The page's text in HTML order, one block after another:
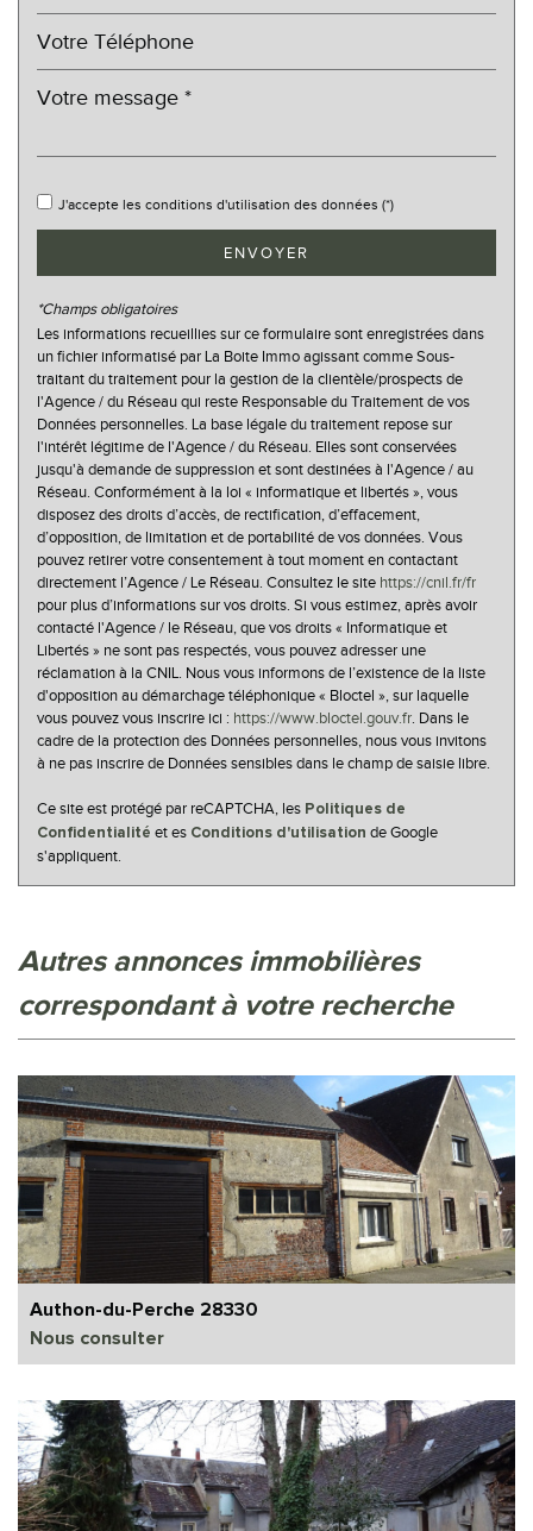
Taxe foncière
21,95 %
Habitants de moins de 25 ans
Habitants de 25 à 55 ans
Familles sans enfant
Familles avec 1 ou 2 enfants
Appartements
Familles avec 3 enfants
J'accepte les conditions d'utilisation des données (*)
ENVOYER
*Champs obligatoires
Les informations recueillies sur ce formulaire sont enregistrées dans
un fichier informatisé par La Boite Immo agissant comme Sous-
traitant du traitement pour la gestion de la clientèle/prospects de
l'Agence / du Réseau qui reste Responsable du Traitement de vos
Données personnelles. La base légale du traitement repose sur
l'intérêt légitime de l'Agence / du Réseau. Elles sont conservées
jusqu'à demande de suppression et sont destinées à l'Agence / au
Réseau. Conformément à la loi « informatique et libertés », vous
disposez des droits d’accès, de rectification, d’effacement,
d’opposition, de limitation et de portabilité de vos données. Vous
pouvez retirer votre consentement à tout moment en contactant
directement l’Agence / Le Réseau. Consultez le site https://cnil.fr/fr
pour plus d’informations sur vos droits. Si vous estimez, après avoir
contacté l'Agence / le Réseau, que vos droits « Informatique et
Libertés » ne sont pas respectés, vous pouvez adresser une
réclamation à la CNIL. Nous vous informons de l’existence de la liste
d'opposition au démarchage téléphonique « Bloctel », sur laquelle
vous pouvez vous inscrire ici : https://www.bloctel.gouv.fr . Dans le
cadre de la protection des Données personnelles, nous vous invitons
à ne pas inscrire de Données sensibles dans le champ de saisie libre.
Ce site est protégé par reCAPTCHA, les Politiques de
Confidentialité et es Conditions d'utilisation de Google
s'appliquent.
autres annonces immobilières
correspondant à votre recherche
Authon-du-Perche 28330
Nous consulter